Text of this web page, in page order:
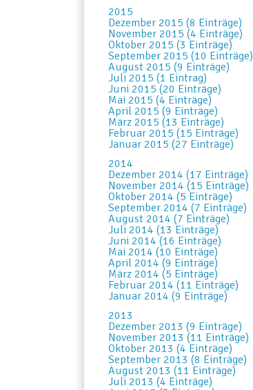
2015
Dezember 2015 (8 Einträge)
November 2015 (4 Einträge)
Oktober 2015 (3 Einträge)
September 2015 (10 Einträge)
August 2015 (9 Einträge)
Juli 2015 (1 Eintrag)
Juni 2015 (20 Einträge)
Mai 2015 (4 Einträge)
April 2015 (9 Einträge)
März 2015 (13 Einträge)
Februar 2015 (15 Einträge)
Januar 2015 (27 Einträge)
2014
Dezember 2014 (17 Einträge)
November 2014 (15 Einträge)
Oktober 2014 (5 Einträge)
September 2014 (7 Einträge)
August 2014 (7 Einträge)
Juli 2014 (13 Einträge)
Juni 2014 (16 Einträge)
Mai 2014 (10 Einträge)
April 2014 (9 Einträge)
März 2014 (5 Einträge)
Februar 2014 (11 Einträge)
Januar 2014 (9 Einträge)
2013
Dezember 2013 (9 Einträge)
November 2013 (11 Einträge)
Oktober 2013 (4 Einträge)
September 2013 (8 Einträge)
August 2013 (11 Einträge)
Juli 2013 (4 Einträge)